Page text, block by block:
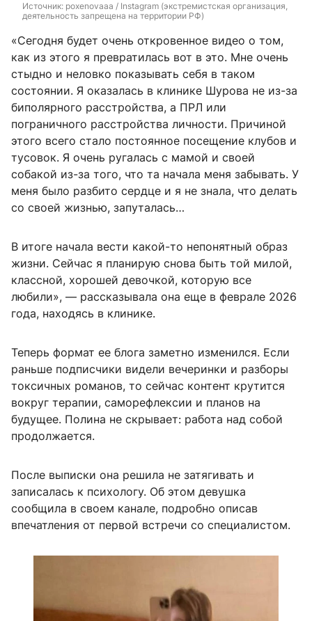
Источник: poxenovaaa / Instagram (экстремистская организация,
деятельность запрещена на территории РФ)
«Сегодня будет очень откровенное видео о том,
как из этого я превратилась вот в это. Мне очень
стыдно и неловко показывать себя в таком
состоянии. Я оказалась в клинике Шурова не из-за
биполярного расстройства, а ПРЛ или
пограничного расстройства личности. Причиной
этого всего стало постоянное посещение клубов и
тусовок. Я очень ругалась с мамой и своей
собакой из-за того, что та начала меня забывать. У
меня было разбито сердце и я не знала, что делать
со своей жизнью, запуталась…
В итоге начала вести какой-то непонятный образ
жизни. Сейчас я планирую снова быть той милой,
классной, хорошей девочкой, которую все
любили», — рассказывала она еще в феврале 2026
года, находясь в клинике.
Теперь формат ее блога заметно изменился. Если
раньше подписчики видели вечеринки и разборы
токсичных романов, то сейчас контент крутится
вокруг терапии, саморефлексии и планов на
будущее. Полина не скрывает: работа над собой
продолжается.
После выписки она решила не затягивать и
записалась к психологу. Об этом девушка
сообщила в своем канале, подробно описав
впечатления от первой встречи со специалистом.